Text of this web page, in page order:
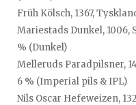
Früh Kölsch, 1367,
Mariestads Dunkel, 1006,
% (Dunkel)
Melleruds Paradpilsner,
6 % (Imperial pils & IPL)
Nils Oscar Hefeweizen,